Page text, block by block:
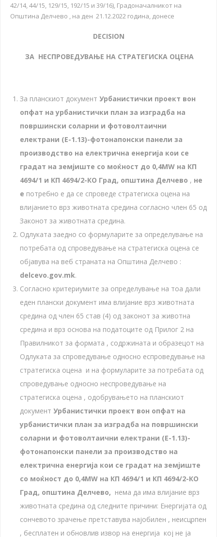
42/14, 44/15, 129/15, 192/15 и 39/16), Градоначалникот на
Општина Делчево , на ден 21.12.2022 година, донесе
DECISION
ЗА НЕСПРОВЕДУВАЊЕ НА СТРАТЕГИСКА ОЦЕНА
За планскиот документ Урбанистички проект вон
опфат на урбанистички план за изградба на
површински соларни и фотоволтаични
електрани (Е-1.13)-фотонапонски панели за
производство на електрична енергија кои се
градат на земјиште со моќност до 0,4MW на КП
4694/1 и КП 4694/2-КО Град, општина Делчево , не
е потребно е да се спроведе стратегиска оцена на
влијанието врз животната средина согласно член 65 од
Законот за животната средина.
Одлуката заедно со формуларите за определување на
потребата од спроведување на стратегиска оцена се
објавува на веб страната на Општина Делчево :
delcevo.gov.mk.
Согласно критериумите за определување на тоа дали
еден плански документ има влијание врз животната
средина од член 65 став (4) од законот за животна
средина и врз основа на податоците од Прилог 2 на
Правилникот за формата , содржината и образецот на
Одлуката за спроведување односно еспроведување на
стратегиска оцена и на формуларите за потребата од
спроведување односно неспроведување на
стратегиска оцена , одобрувањето на планскиот
документ Урбанистички проект вон опфат на
урбанистички план за изградба на површински
соларни и фотоволтаични електрани (Е-1.13)-
фотонапонски панели за производство на
електрична енергија кои се градат на земјиште
со моќност до 0,4MW на КП 4694/1 и КП 4694/2-КО
Град, општина Делчево, нема да има влијание врз
животната средина од следните причини: Енергијата од
сончевото зрачење претставува најобилен , неисцрпен
, бесплатен и обновлив извор на енергија кој не ја